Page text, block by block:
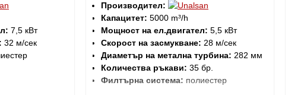
7,5 кВт
32 м/сек
Производител:
Капацитет: 5000 m³/h
Мощност на ел.двигател: 5,5 кВт
Скорост на засмукване: 28 м/сек
Диаметър на метална турбина: 282 мм
Количества ръкави: 35 бр.
Филтърна система: полиестер